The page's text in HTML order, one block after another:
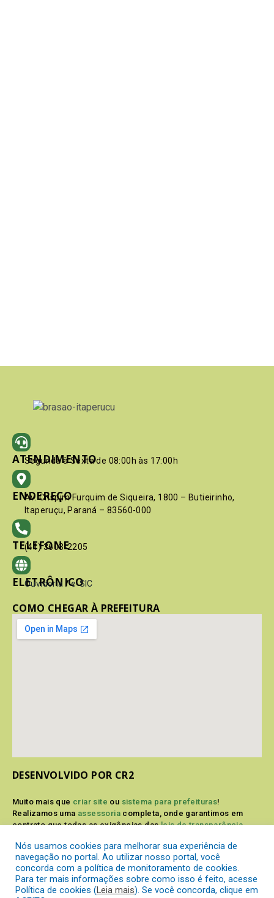
ATENDIMENTO
Segunda à Sexta de 08:00h às 17:00h
ENDEREÇO
Av. Crispim Furquim de Siqueira, 1800 – Butieirinho,
Itaperuçu, Paraná – 83560-000
TELEFONE
(41) 3603-2205
ELETRÔNICO
Ouvidoria / e-SIC
COMO CHEGAR À PREFEITURA
DESENVOLVIDO POR CR2
Muito mais que criar site ou sistema para prefeituras!
Realizamos uma assessoria completa, onde garantimos em
contrato que todas as exigências dasleis de transparência
Conheça oPNTPe oRadar da Transparência Pública
Nós usamos cookies para melhorar sua experiência de
navegação no portal. Ao utilizar nosso portal, você
concorda com a política de monitoramento de cookies.
Para ter mais informações sobre como isso é feito, acesse
Política de cookies (Leia mais). Se você concorda, clique em